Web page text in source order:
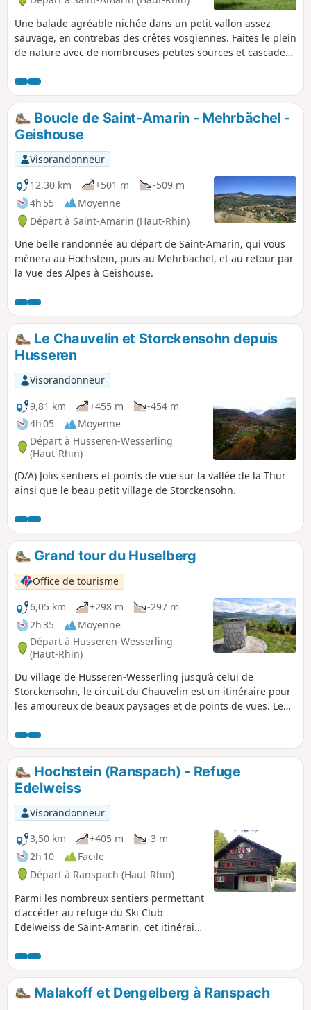
Une balade agréable nichée dans un petit vallon assez
sauvage, en contrebas des crêtes vosgiennes. Faites le plein
de nature avec de nombreuses petites sources et cascades
ouvrez l’oeil, vous apercevrez peut-être quelques-uns de ses
habitants.
Boucle de Saint-Amarin - Mehrbächel -
Geishouse
Visorandonneur
12,30 km
+501 m
-509 m
4h 55
Moyenne
Départ à Saint-Amarin (Haut-Rhin)
Une belle randonnée au départ de Saint-Amarin, qui vous
mènera au Hochstein, puis au Mehrbächel, et au retour par
la Vue des Alpes à Geishouse.
Le Chauvelin et Storckensohn depuis
Husseren
Visorandonneur
9,81 km
+455 m
-454 m
4h 05
Moyenne
Départ à Husseren-Wesserling
(Haut-Rhin)
(D/A) Jolis sentiers et points de vue sur la vallée de la Thur
ainsi que le beau petit village de Storckensohn.
Grand tour du Huselberg
Office de tourisme
6,05 km
+298 m
-297 m
2h 35
Moyenne
Départ à Husseren-Wesserling
(Haut-Rhin)
Du village de Husseren-Wesserling jusqu’à celui de
Storckensohn, le circuit du Chauvelin est un itinéraire pour
les amoureux de beaux paysages et de points de vues. Le
(706 m), est une montagne isolée au cœur de la vallée de
Saint-Amarin. Ce bloc rocheux a résisté au passage de
puissants glaciers. Cette balade remonte au temps des
glaciers et voyage à l’époque du pastoralisme de nos aïeuls.
Hochstein (Ranspach) - Refuge
Edelweiss
Visorandonneur
3,50 km
+405 m
-3 m
2h 10
Facile
Départ à Ranspach (Haut-Rhin)
Parmi les nombreux sentiers permettant
d'accéder au refuge du Ski Club
Edelweiss de Saint-Amarin, cet itinéraire
particulière et vous propose une balade
sur la crête entre les forêts communales
de Saint-Amarin et Ranspach.
Malakoff et Dengelberg à Ranspach